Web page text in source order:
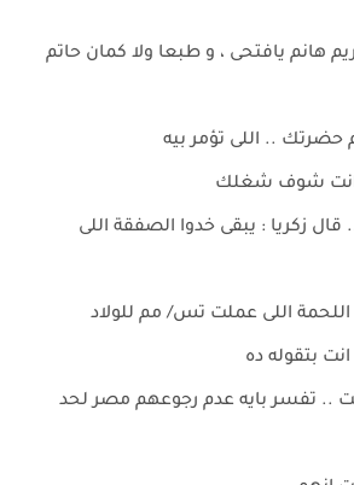
هانم يافتحى ، و طبعا ولا كمان حاتم
حضرتك .. اللى تؤمر بيه
انت شوف شغلك
زكريا : يبقى خدوا الصفقة اللى
اللى عملت تس/ مم للولاد
انت بتقوله ده
.. تفسر بايه عدم رجوعهم مصر لحد